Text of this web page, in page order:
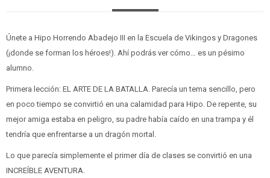
Únete a Hipo Horrendo Abadejo III en la Escuela de Vikingos y Dragones
(¡donde se forman los héroes!). Ahí podrás ver cómo… es un pésimo
alumno.
Primera lección: EL ARTE DE LA BATALLA. Parecía un tema sencillo, pero
en poco tiempo se convirtió en una calamidad para Hipo. De repente, su
mejor amiga estaba en peligro, su padre había caído en una trampa y él
tendría que enfrentarse a un dragón mortal.
Lo que parecía simplemente el primer día de clases se convirtió en una
INCREÍBLE AVENTURA.